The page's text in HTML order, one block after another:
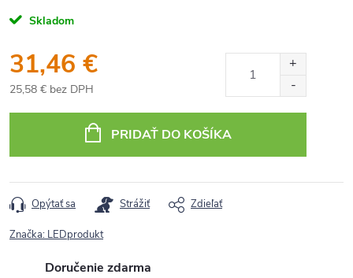
Skladom
31,46 €
25,58 € bez DPH
cena:
PRIDAŤ DO KOŠÍKA
Opýtať sa Strážiť Zdieľať
Značka: LEDprodukt
Doručenie zdarma